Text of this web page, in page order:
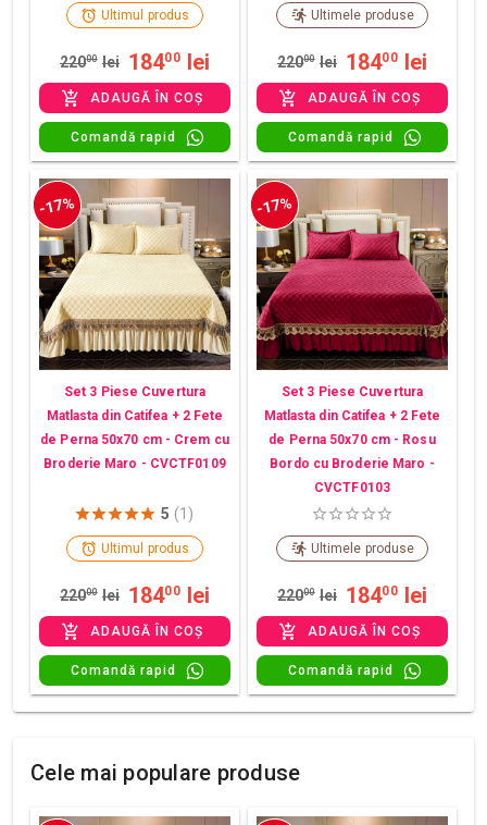
Ultimul produs
22000 lei 18400 lei
ADAUGĂ ÎN COȘ
Comandă rapid
Ultimele produse
22000 lei 18400 lei
ADAUGĂ ÎN COȘ
Comandă rapid
-17%
Set 3 Piese Cuvertura
Matlasta din Catifea + 2 Fete
de Perna 50x70 cm - Crem cu
Broderie Maro - CVCTF0109
5 (1)
Ultimul produs
22000 lei 18400 lei
ADAUGĂ ÎN COȘ
Comandă rapid
-17%
Set 3 Piese Cuvertura
Matlasta din Catifea + 2 Fete
de Perna 50x70 cm - Rosu
Bordo cu Broderie Maro -
CVCTF0103
Ultimele produse
22000 lei 18400 lei
ADAUGĂ ÎN COȘ
Comandă rapid
Cele mai populare produse